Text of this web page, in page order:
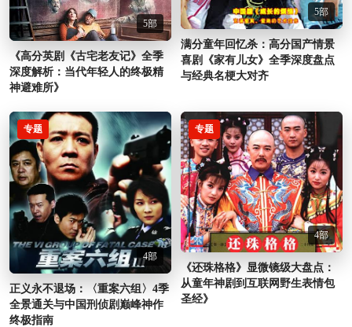
5部
《高分英剧《古宅老友记》全季
深度解析：当代年轻人的终极精
神避难所》
5部
满分童年回忆杀：高分国产情景
喜剧《家有儿女》全季深度盘点
与经典名梗大对齐
专题
4部
正义永不退场：〈重案六组〉4季
全景通关与中国刑侦剧巅峰神作
终极指南
专题
4部
《还珠格格》显微镜级大盘点：
从童年神剧到互联网野生表情包
圣经》